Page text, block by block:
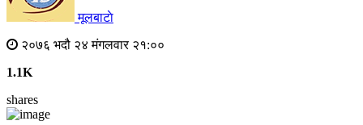
मूलबाटाे
२०७६ भदौ २४ मंगलवार २१:००
1.1K
shares